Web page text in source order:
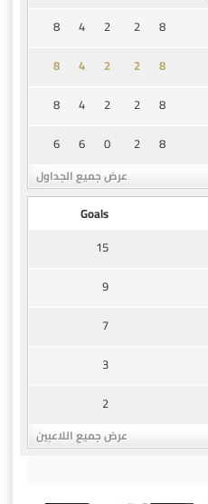
8
2
2
4
8
8
2
2
4
8
8
2
2
4
8
8
2
0
6
6
عرض جميع الجداول
Goals
15
9
7
3
2
عرض جميع اللاعبين